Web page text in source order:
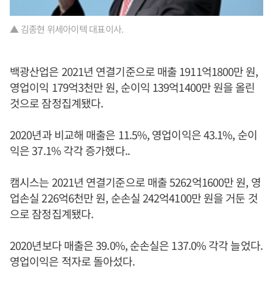
▲ 김종현 위세아이텍 대표이사.
백광산업은 2021년 연결기준으로 매출 1911억1800만 원,
영업이익 179억3천만 원, 순이익 139억1400만 원을 올린
것으로 잠정집계됐다.
2020년과 비교해 매출은 11.5%, 영업이익은 43.1%, 순이
익은 37.1% 각각 증가했다..
캠시스는 2021년 연결기준으로 매출 5262억1600만 원, 영
업손실 226억6천만 원, 순손실 242억4100만 원을 거둔 것
으로 잠정집계됐다.
2020년보다 매출은 39.0%, 순손실은 137.0% 각각 늘었다.
영업이익은 적자로 돌아섰다.